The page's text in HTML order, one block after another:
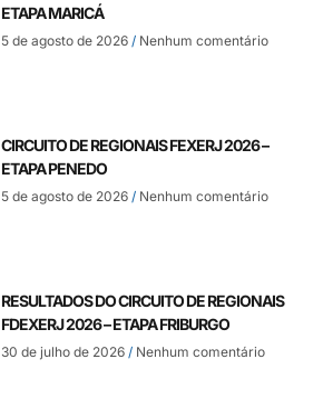
ETAPA MARICÁ
5 de agosto de 2026 Nenhum comentário
CIRCUITO DE REGIONAIS FEXERJ 2026 –
ETAPA PENEDO
5 de agosto de 2026 Nenhum comentário
RESULTADOS DO CIRCUITO DE REGIONAIS
FDEXERJ 2026 – ETAPA FRIBURGO
30 de julho de 2026 Nenhum comentário